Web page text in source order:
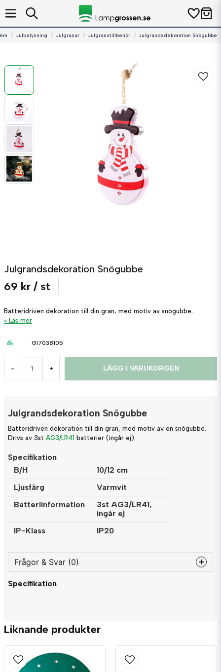
Julbelysning Julgranar Julgranstillbehör Julgrandsdekoration Snögubbe
Julgrandsdekoration Snögubbe
69 kr / st
Batteridriven dekoration till din gran, med motiv av snögubbe.
Läs mer
GI7038105
- + LÄGG I VARUKORGEN
Julgrandsdekoration Snögubbe
Batteridriven dekoration till din gran, med motiv av en snögubbe.
Drivs av 3st AG3/LR41 batterier (ingår ej).
Specifikation
B/H
10/12 cm
Ljusfärg
Varmvit
Batteriinformation
3st AG3/LR41,
ingår ej
IP-Klass
IP20
Frågor & Svar (0)
question
Namn
Specifikation
Liknande produkter